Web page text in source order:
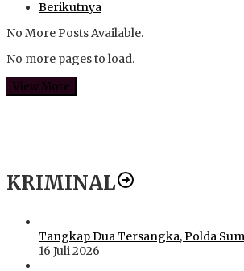
Berikutnya
No More Posts Available.
No more pages to load.
View More
KRIMINAL
Tangkap Dua Tersangka, Polda
16 Juli 2026